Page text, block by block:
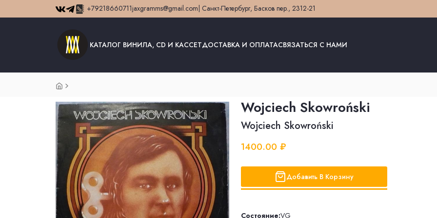
+79218660711jaxgramms@gmail.com | Санкт-Петербург, Басков пер., 2312-21
КАТАЛОГ ВИНИЛА, CD И КАССЕТДОСТАВКА И ОПЛАТАСВЯЗАТЬСЯ С НАМИ
Wojciech Skowroński
Wojciech Skowroński
1400.00 ₽
Добавить В Корзину
Состояние:VG